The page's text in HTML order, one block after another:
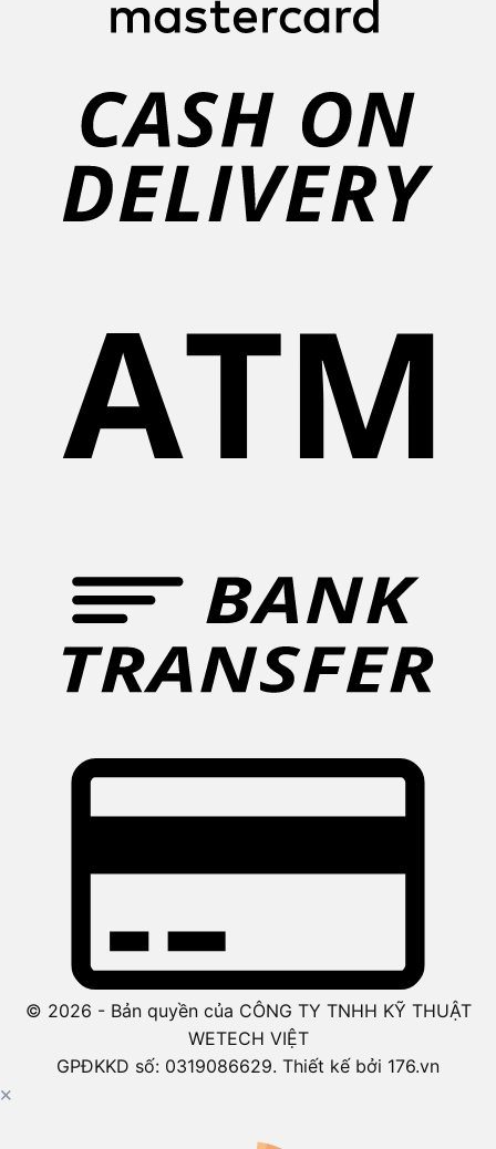
© 2026 - Bản quyền của CÔNG TY TNHH KỸ THUẬT
WETECH VIỆT
GPĐKKD số: 0319086629. Thiết kế bởi 176.vn